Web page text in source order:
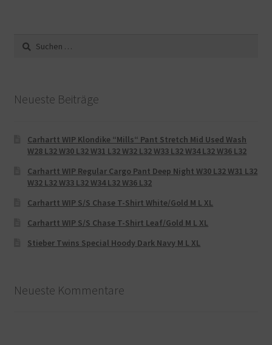
Suche
nach:
Neueste Beiträge
Carhartt WIP Klondike “Mills“ Pant Stretch Mid Used Wash
W28 L32 W30 L32 W31 L32 W32 L32 W33 L32 W34 L32 W36 L32
Carhartt WIP Regular Cargo Pant Deep Night W30 L32 W31 L32
W32 L32 W33 L32 W34 L32 W36 L32
Carhartt WIP S/S Chase T-Shirt White/Gold M L XL
Carhartt WIP S/S Chase T-Shirt Leaf/Gold M L XL
Stieber Twins Special Hoody Dark Navy M L XL
Neueste Kommentare